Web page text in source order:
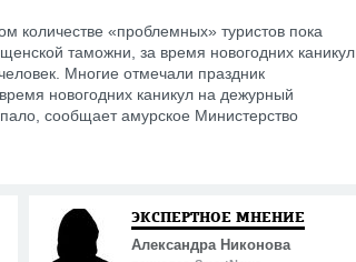
количестве «проблемных» туристов пока
таможни, за время новогодних каникул
Многие отмечали праздник
новогодних каникул на дежурный
сообщает амурское Министерство
ЭКСПЕРТНОЕ МНЕНИЕ
Александра Никонова